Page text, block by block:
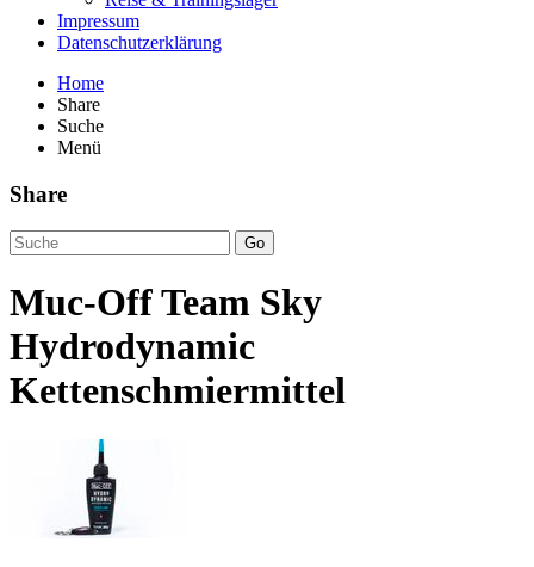
Impressum
Datenschutzerklärung
Home
Share
Suche
Menü
Share
Go
Muc-Off Team Sky
Hydrodynamic
Kettenschmiermittel